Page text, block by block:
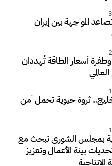
المواجهة بين إيران
أسعار الطاقة تُهددان
ثروة حيوية تحمل أمن
بمجلس الشورى تبحث مع
بيئة الأعمال وتعزيز